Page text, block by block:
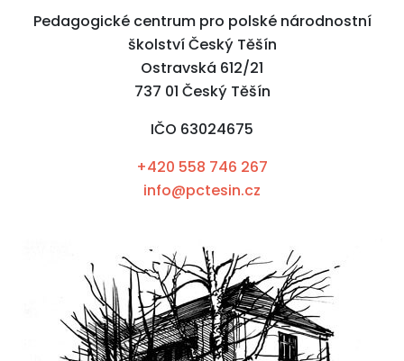
Pedagogické centrum pro polské národnostní
školství Český Těšín
Ostravská 612/21
737 01 Český Těšín
IČO 63024675
+420 558 746 267
info@pctesin.cz